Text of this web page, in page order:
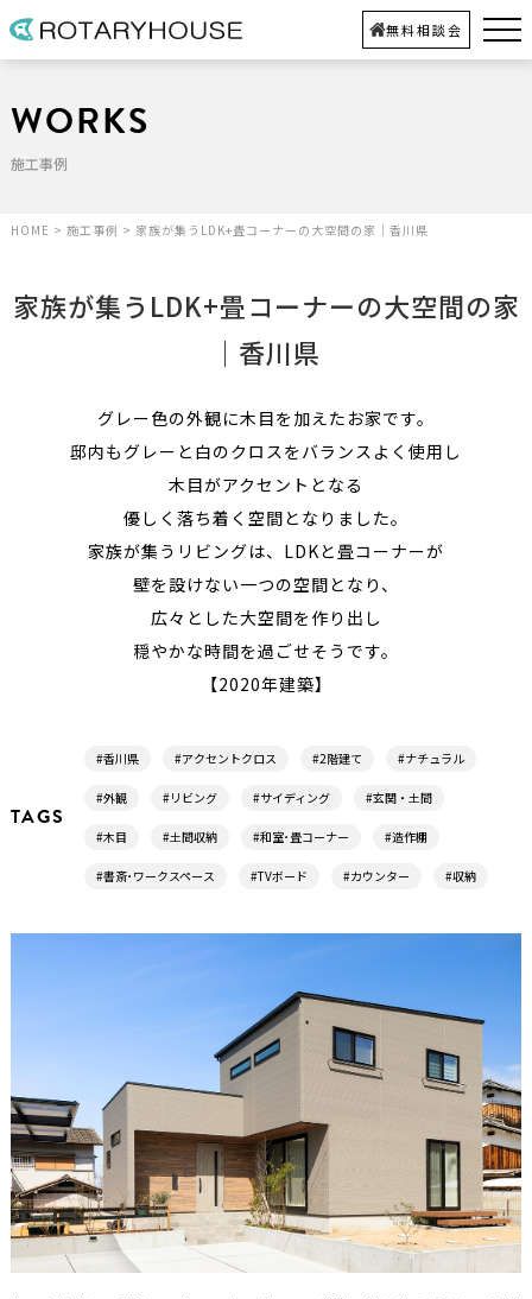
無料相談会
WORKS
施工事例
HOME > 施工事例 > 家族が集うLDK+畳コーナーの大空間の家｜香川県
家族が集うLDK+畳コーナーの大空間の家
｜香川県
グレー色の外観に木目を加えたお家です。
邸内もグレーと白のクロスをバランスよく使用し
木目がアクセントとなる
優しく落ち着く空間となりました。
家族が集うリビングは、LDKと畳コーナーが
壁を設けない一つの空間となり、
広々とした大空間を作り出し
穏やかな時間を過ごせそうです。
【2020年建築】
TAGS
#香川県 #アクセントクロス #2階建て #ナチュラル
#外観 #リビング #サイディング #玄関・土間
#木目 #土間収納 #和室･畳コーナー #造作棚
#書斎･ワークスペース #TVボード #カウンター #収納